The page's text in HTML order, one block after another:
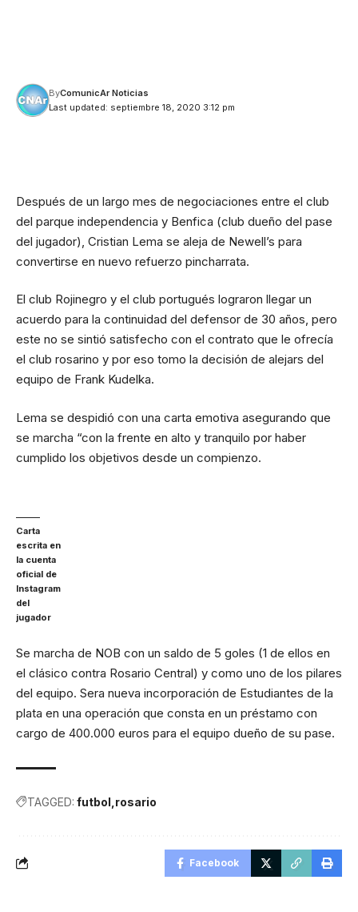
Last updated: septiembre 18, 2020 3:12 pm
ByComunicAr Noticias
Después de un largo mes de negociaciones entre el club
del parque independencia y Benfica (club dueño del pase
del jugador), Cristian Lema se aleja de Newell’s para
convertirse en nuevo refuerzo pincharrata.
El club Rojinegro y el club portugués lograron llegar un
acuerdo para la continuidad del defensor de 30 años, pero
este no se sintió satisfecho con el contrato que le ofrecía
el club rosarino y por eso tomo la decisión de alejars del
equipo de Frank Kudelka.
Lema se despidió con una carta emotiva asegurando que
se marcha “con la frente en alto y tranquilo por haber
cumplido los objetivos desde un compienzo.
Carta
escrita en
la cuenta
oficial de
Instagram
del
jugador
Se marcha de NOB con un saldo de 5 goles (1 de ellos en
el clásico contra Rosario Central) y como uno de los pilares
del equipo. Sera nueva incorporación de Estudiantes de la
plata en una operación que consta en un préstamo con
cargo de 400.000 euros para el equipo dueño de su pase.
TAGGED: futbol rosario
Facebook